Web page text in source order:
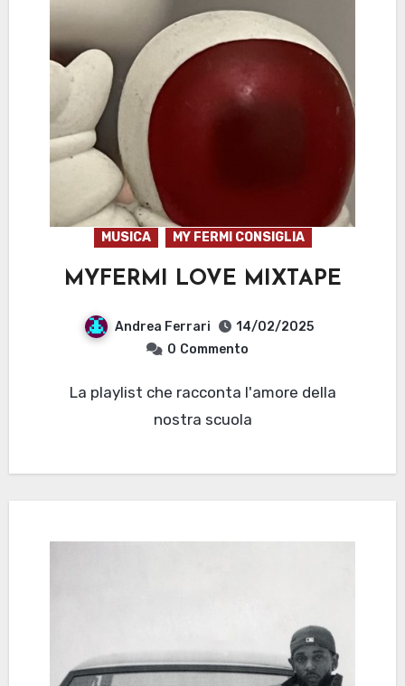
MUSICA MY FERMI CONSIGLIA
MYFERMI LOVE MIXTAPE
Andrea Ferrari
14/02/2025
0 Commento
La playlist che racconta l'amore della
nostra scuola